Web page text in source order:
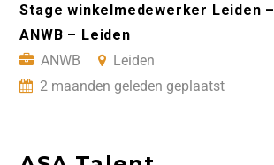
Stage winkelmedewerker Leiden –
ANWB – Leiden
ANWB
Leiden
2 maanden geleden geplaatst